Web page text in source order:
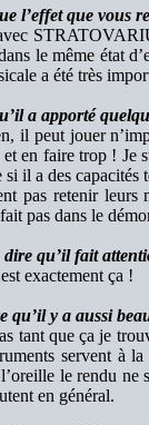
l’effet que vous
le même état
a été très
a apporté
il peut jouer
en faire trop ! Je
si il a des
pas retenir leurs
pas dans le
qu’il fait
exactement ça !
qu’il y a aussi
tant que ça je
servent à
le rendu
en général.